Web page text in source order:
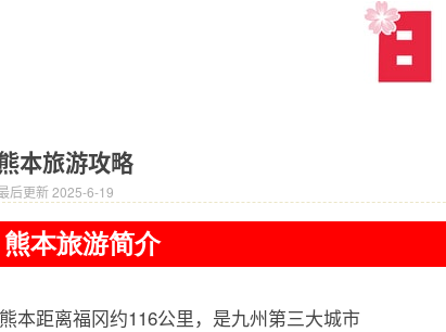
本旅游攻略
后更新 2025-6-19
熊本旅游简介
熊本距离福冈约116公里，是九州第三大城市